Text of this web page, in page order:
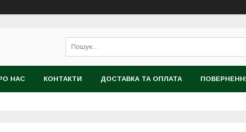
НАС КОНТАКТИ ДОСТАВКА ТА ОПЛАТА